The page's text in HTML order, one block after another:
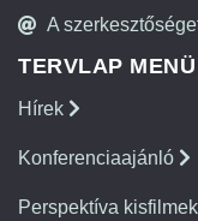
A
TERVLAP MENÜ
Hírek
Konferenciaajánló
Perspektíva kisfilmek